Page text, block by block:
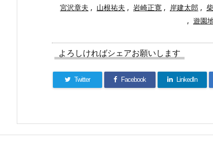
宮沢章夫 , 山根祐夫 , 岩崎正寛 , 岸建太郎 ,
, 遊園
よろしければシェアお願いします
Twitter Facebook LinkedIn